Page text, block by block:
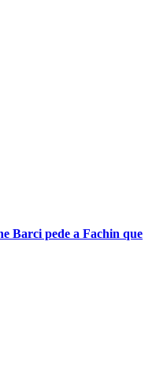
Barci pede a Fachin que